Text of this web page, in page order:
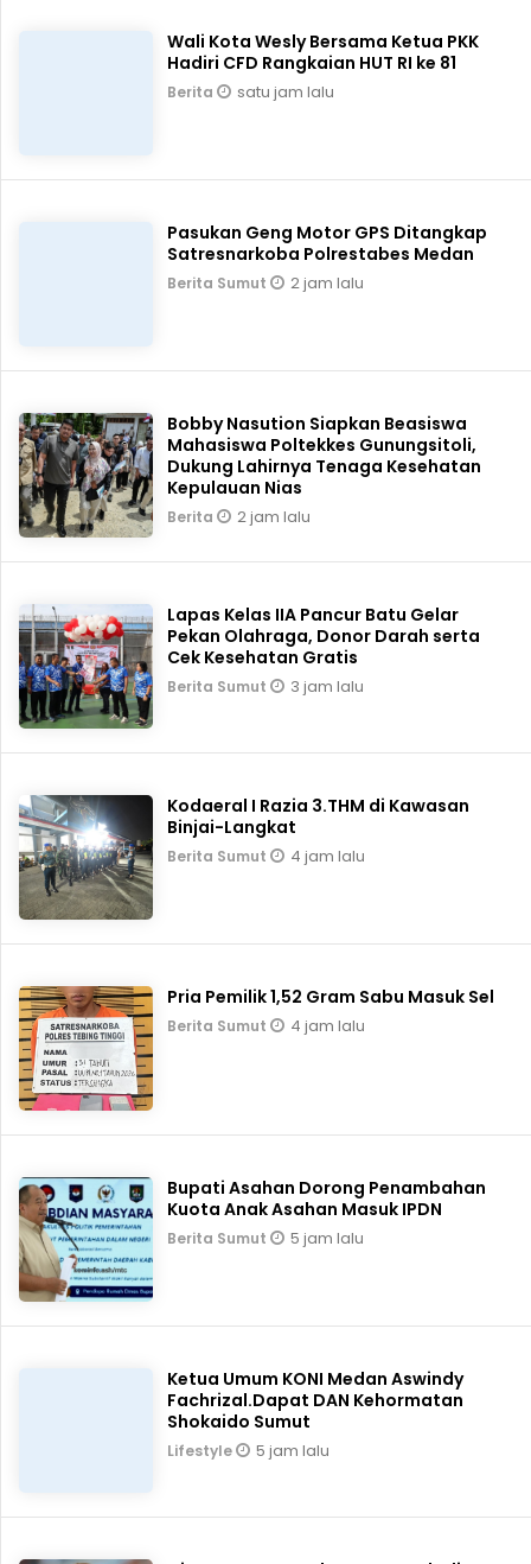
Wali Kota Wesly Bersama Ketua PKK
Hadiri CFD Rangkaian HUT RI ke 81
Berita satu jam lalu
Pasukan Geng Motor GPS Ditangkap
Satresnarkoba Polrestabes Medan
Berita Sumut 2 jam lalu
Bobby Nasution Siapkan Beasiswa
Mahasiswa Poltekkes Gunungsitoli,
Dukung Lahirnya Tenaga Kesehatan
Kepulauan Nias
Berita 2 jam lalu
Lapas Kelas IIA Pancur Batu Gelar
Pekan Olahraga, Donor Darah serta
Cek Kesehatan Gratis
Berita Sumut 3 jam lalu
Kodaeral I Razia 3.THM di Kawasan
Binjai-Langkat
Berita Sumut 4 jam lalu
Pria Pemilik 1,52 Gram Sabu Masuk Sel
Berita Sumut 4 jam lalu
Bupati Asahan Dorong Penambahan
Kuota Anak Asahan Masuk IPDN
Berita Sumut 5 jam lalu
Ketua Umum KONI Medan Aswindy
Fachrizal.Dapat DAN Kehormatan
Shokaido Sumut
Lifestyle 5 jam lalu